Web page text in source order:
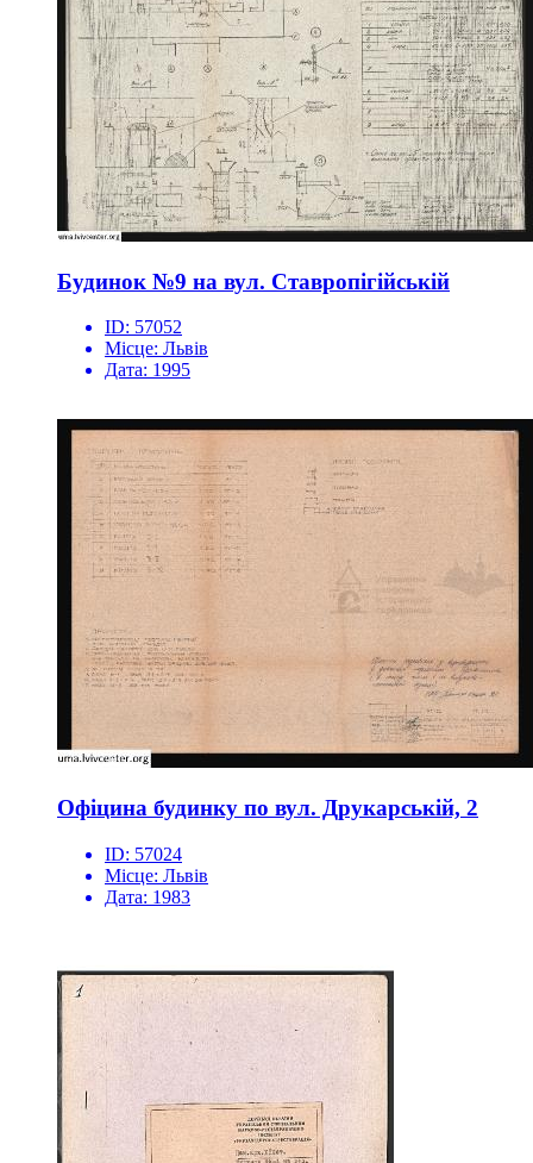
Будинок №9 на вул. Ставропігійській
ID: 57052
Місце: Львів
Дата: 1995
Офіцина будинку по вул. Друкарській, 2
ID: 57024
Місце: Львів
Дата: 1983